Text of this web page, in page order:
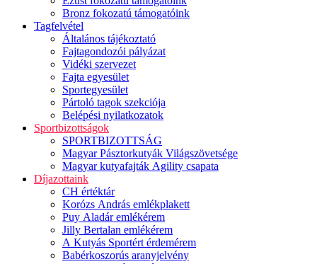
Bronz fokozatú támogatóink
Tagfelvétel
Általános tájékoztató
Fajtagondozói pályázat
Vidéki szervezet
Fajta egyesület
Sportegyesület
Pártoló tagok szekciója
Belépési nyilatkozatok
Sportbizottságok
SPORTBIZOTTSÁG
Magyar Pásztorkutyák Világszövetsége
Magyar kutyafajták Agility csapata
Díjazottaink
CH értéktár
Korózs András emlékplakett
Puy Aladár emlékérem
Jilly Bertalan emlékérem
A Kutyás Sportért érdemérem
Babérkoszorús aranyjelvény